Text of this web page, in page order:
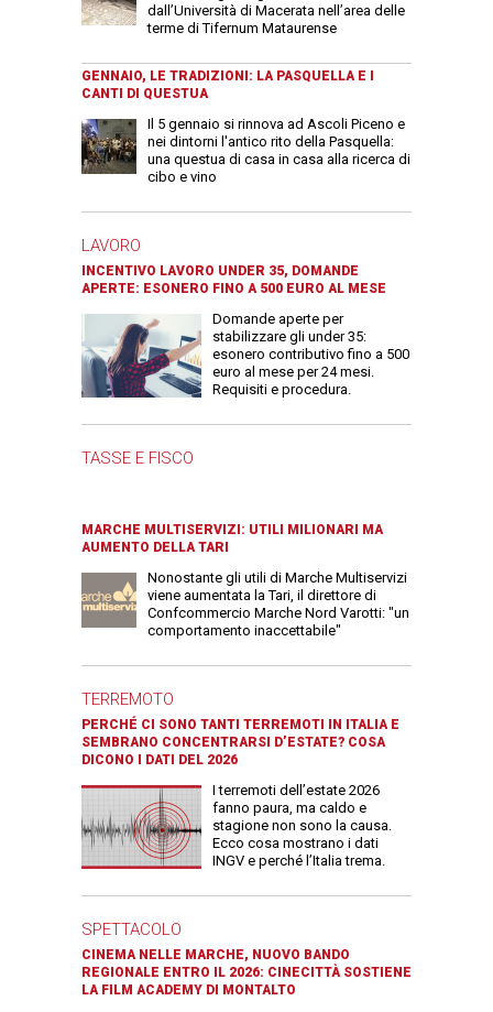
dall’Università di Macerata nell’area delle
terme di Tifernum Mataurense
GENNAIO, LE TRADIZIONI: LA PASQUELLA E I
CANTI DI QUESTUA
Il 5 gennaio si rinnova ad Ascoli Piceno e
nei dintorni l'antico rito della Pasquella:
una questua di casa in casa alla ricerca di
cibo e vino
LAVORO
INCENTIVO LAVORO UNDER 35, DOMANDE
APERTE: ESONERO FINO A 500 EURO AL MESE
Domande aperte per
stabilizzare gli under 35:
esonero contributivo fino a 500
euro al mese per 24 mesi.
Requisiti e procedura.
TASSE E FISCO
MARCHE MULTISERVIZI: UTILI MILIONARI MA
AUMENTO DELLA TARI
Nonostante gli utili di Marche Multiservizi
viene aumentata la Tari, il direttore di
Confcommercio Marche Nord Varotti: "un
comportamento inaccettabile"
TERREMOTO
PERCHÉ CI SONO TANTI TERREMOTI IN ITALIA E
SEMBRANO CONCENTRARSI D’ESTATE? COSA
DICONO I DATI DEL 2026
I terremoti dell’estate 2026
fanno paura, ma caldo e
stagione non sono la causa.
Ecco cosa mostrano i dati
INGV e perché l’Italia trema.
SPETTACOLO
CINEMA NELLE MARCHE, NUOVO BANDO
REGIONALE ENTRO IL 2026: CINECITTÀ SOSTIENE
LA FILM ACADEMY DI MONTALTO